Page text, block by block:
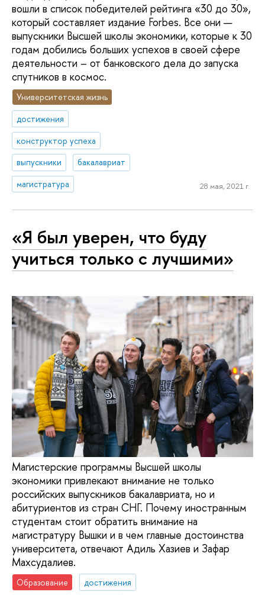
вошли в список победителей рейтинга «30 до 30»,
который составляет издание Forbes. Все они —
выпускники Высшей школы экономики, которые к 30
годам добились больших успехов в своей сфере
деятельности – от банковского дела до запуска
спутников в космос.
Университетская жизнь
достижения
конструктор успеха
выпускники
бакалавриат
магистратура
28 мая, 2021 г.
«Я был уверен, что буду
учиться только с лучшими»
Магистерские программы Высшей школы
экономики привлекают внимание не только
российских выпускников бакалавриата, но и
абитуриентов из стран СНГ. Почему иностранным
студентам стоит обратить внимание на
магистратуру Вышки и в чем главные достоинства
университета, отвечают Адиль Хазиев и Зафар
Махсудалиев.
Образование
достижения